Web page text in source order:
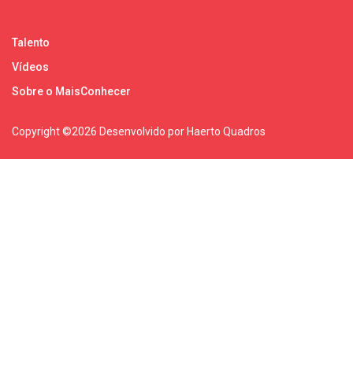
Talento
Vídeos
Sobre o MaisConhecer
Copyright ©2026 Desenvolvido por Haerto Quadros